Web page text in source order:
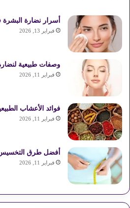
أسرار نضارة البشرة في
فبراير 13, 2026
وصفات طبيعية
فبراير 11, 2026
فوائد الأعشاب
فبراير 11, 2026
أفضل طرق التخسيس
فبراير 11, 2026